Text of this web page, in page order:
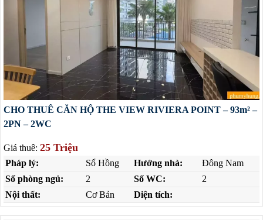
CHO THUÊ CĂN HỘ THE VIEW RIVIERA POINT – 93m² –
2PN – 2WC
Giá thuê: 25 Triệu
Pháp lý: Sổ Hồng Hướng nhà:
Đông Nam
Số phòng ngủ:
2 Số WC:
2
Nội thất:
Cơ Bản Diện tích: